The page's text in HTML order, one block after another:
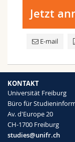
Jetzt
E-mail
KONTAKT
Universität Freiburg
Büro für
Av. d'Europe 20
CH-1700 Freiburg
studies@unifr.ch